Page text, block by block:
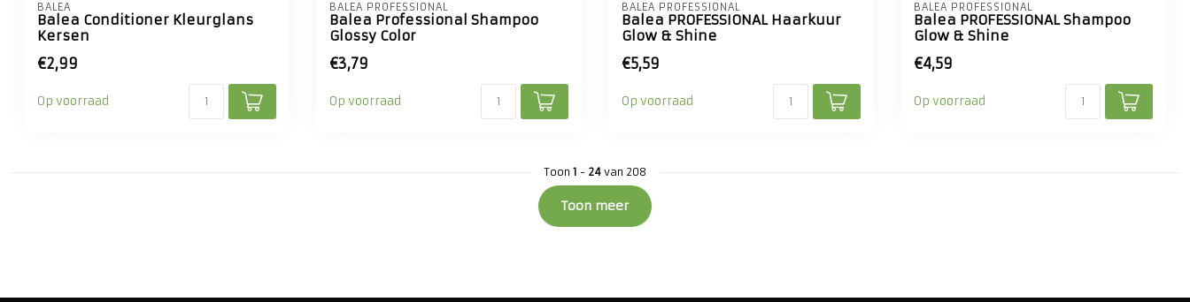
BALEA
Balea Conditioner Kleurglans
Kersen
€2,99
Op voorraad
BALEA PROFESSIONAL
Balea Professional Shampoo
Glossy Color
€3,79
Op voorraad
BALEA PROFESSIONAL
Balea PROFESSIONAL Haarkuur
Glow & Shine
€5,59
Op voorraad
BALEA PROFESSIONAL
Balea PROFESSIONAL Shampoo
Glow & Shine
€4,59
Op voorraad
Toon 1 - 24van 208
Toon meer